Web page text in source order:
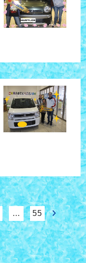
… 55